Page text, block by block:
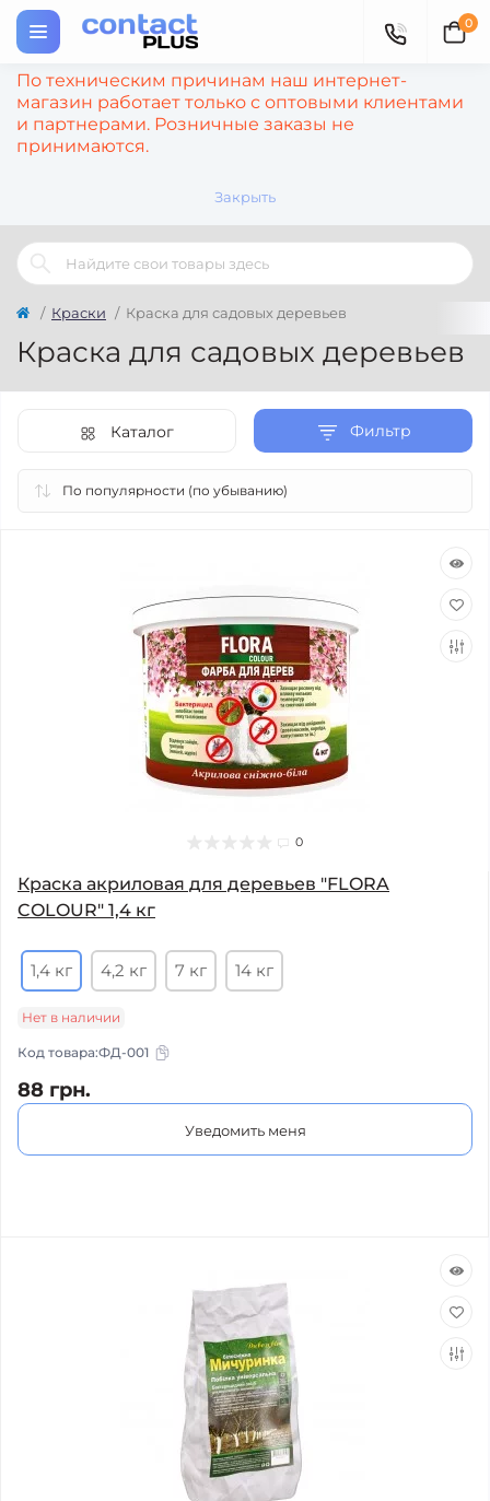
По техническим причинам наш интернет-
магазин работает только с оптовыми клиентами
и партнерами. Розничные заказы не
принимаются.
Закрыть
0
Краски Краска для садовых деревьев
Краска для садовых деревьев
Фильтр
Каталог
0
Краска акриловая для деревьев "FLORA
COLOUR" 1,4 кг
1,4 кг 4,2 кг 7 кг 14 кг
Нет в наличии
Код товара:ФД-001
88 грн.
Уведомить меня